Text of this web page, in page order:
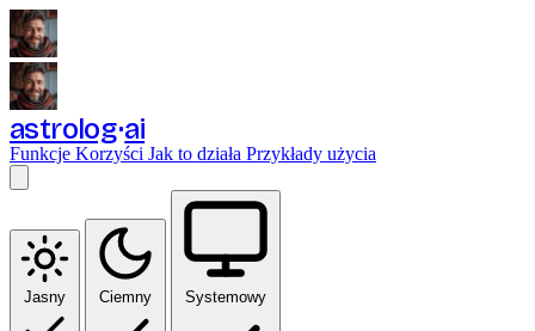
astrolog ai
Funkcje Korzyści Jak to działa Przykłady użycia
Jasny Ciemny Systemowy